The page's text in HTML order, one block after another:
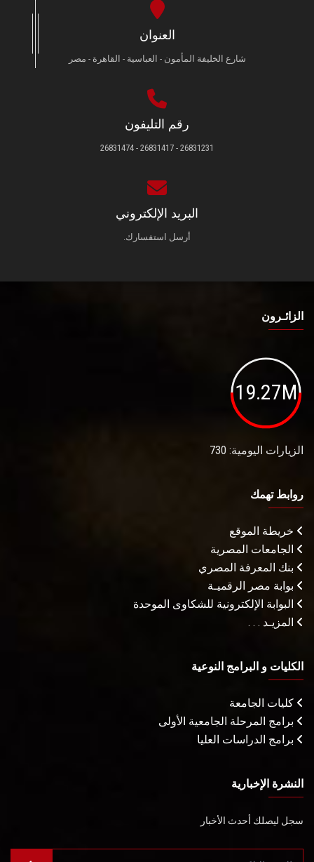
العنوان
شارع الخليفة المأمون - العباسية - القاهرة - مصر
رقم التليفون
26831231 - 26831417 - 26831474
البريد الإلكتروني
أرسل استفسارك.
الزائـرون
19.27M
الزيارات اليومية: 730
روابط تهمك
خريطة الموقع
الجامعات المصرية
بنك المعرفة المصري
بوابة مصر الرقميـة
البوابة الإلكترونية للشكاوى الموحدة
المزيـد . . .
الكليات و البرامج النوعية
كليات الجامعة
برامج المرحلة الجامعية الأولى
برامج الدراسات العليا
النشرة الإخبارية
سجل ليصلك أحدث الأخبار